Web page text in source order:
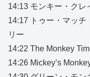
14:13 モンキー・クレ
14:17 トゥー・マッチ
リー
14:22 The Monkey
14:26 Mickey’s